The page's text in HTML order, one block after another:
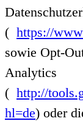
( https://
sowie Opt-
Analytics
( http://
hl=de) oder